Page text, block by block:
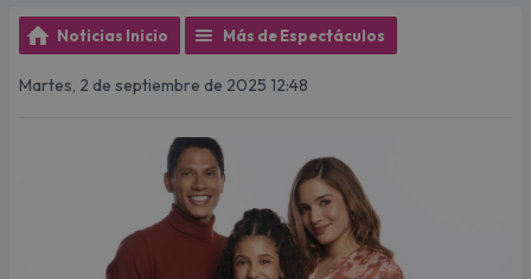
Noticias Inicio Más de Espectáculos
Martes, 2 de septiembre de 2025 12:48